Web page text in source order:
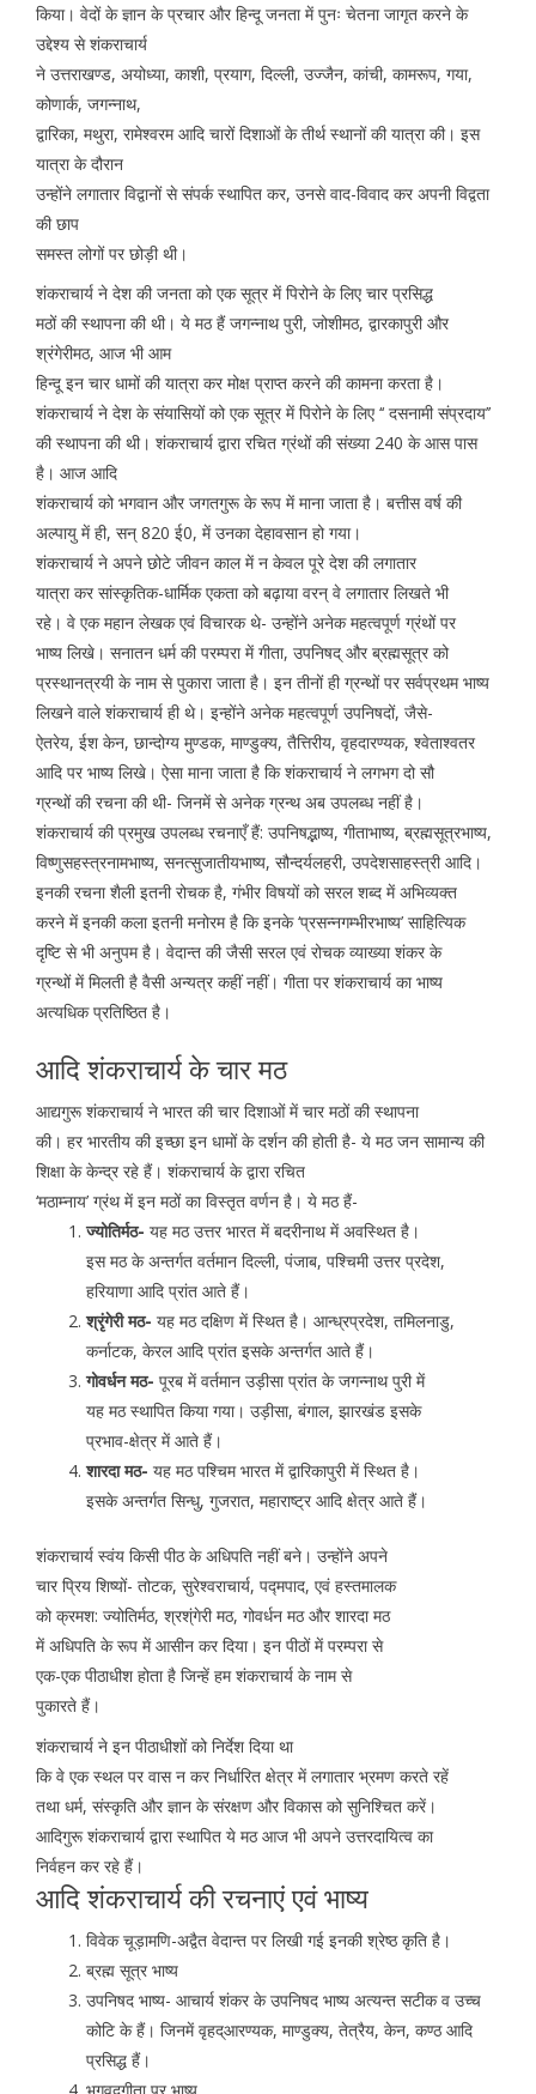
किया। वेदों के ज्ञान के प्रचार और हिन्दू जनता में पुनः चेतना जागृत करने के
उद्देश्य से शंकराचार्य
ने उत्तराखण्ड, अयोध्या, काशी, प्रयाग, दिल्ली, उज्जैन, कांची, कामरूप, गया,
कोणार्क, जगन्नाथ,
द्वारिका, मथुरा, रामेश्वरम आदि चारों दिशाओं के तीर्थ स्थानों की यात्रा की। इस
यात्रा के दौरान
उन्होंने लगातार विद्वानों से संपर्क स्थापित कर, उनसे वाद-विवाद कर अपनी विद्वता
की छाप
समस्त लोगों पर छोड़ी थी।
शंकराचार्य ने देश की जनता को एक सूत्र में पिरोने के लिए चार प्रसिद्ध
मठों की स्थापना की थी। ये मठ हैं जगन्नाथ पुरी, जोशीमठ, द्वारकापुरी और
श्रंगेरीमठ, आज भी आम
हिन्दू इन चार धामों की यात्रा कर मोक्ष प्राप्त करने की कामना करता है।
शंकराचार्य ने देश के संयासियों को एक सूत्र में पिरोने के लिए ‘‘ दसनामी संप्रदाय’’
की स्थापना की थी। शंकराचार्य द्वारा रचित ग्रंथों की संख्या 240 के आस पास
है। आज आदि
शंकराचार्य को भगवान और जगतगुरू के रूप में माना जाता है। बत्तीस वर्ष की
अल्पायु में ही, सन् 820 ई0, में उनका देहावसान हो गया।
शंकराचार्य ने अपने छोटे जीवन काल में न केवल पूरे देश की लगातार
यात्रा कर सांस्कृतिक-धार्मिक एकता को बढ़ाया वरन् वे लगातार लिखते भी
रहे। वे एक महान लेखक एवं विचारक थे- उन्होंने अनेक महत्वपूर्ण ग्रंथों पर
भाष्य लिखे। सनातन धर्म की परम्परा में गीता, उपनिषद् और ब्रह्मसूत्र को
प्रस्थानत्रयी के नाम से पुकारा जाता है। इन तीनों ही ग्रन्थों पर सर्वप्रथम भाष्य
लिखने वाले शंकराचार्य ही थे। इन्होंने अनेक महत्वपूर्ण उपनिषदों, जैसे-
ऐतरेय, ईश केन, छान्दोग्य मुण्डक, माण्डुक्य, तैत्तिरीय, वृहदारण्यक, श्वेताश्वतर
आदि पर भाष्य लिखे। ऐसा माना जाता है कि शंकराचार्य ने लगभग दो सौ
ग्रन्थों की रचना की थी- जिनमें से अनेक ग्रन्थ अब उपलब्ध नहीं है।
शंकराचार्य की प्रमुख उपलब्ध रचनाएँ हैं: उपनिषद्भाष्य, गीताभाष्य, ब्रह्मसूत्रभाष्य,
विष्णुसहस्त्रनामभाष्य, सनत्सुजातीयभाष्य, सौन्दर्यलहरी, उपदेशसाहस्त्री आदि।
इनकी रचना शैली इतनी रोचक है, गंभीर विषयों को सरल शब्द में अभिव्यक्त
करने में इनकी कला इतनी मनोरम है कि इनके ‘प्रसन्नगम्भीरभाष्य’ साहित्यिक
दृष्टि से भी अनुपम है। वेदान्त की जैसी सरल एवं रोचक व्याख्या शंकर के
ग्रन्थों में मिलती है वैसी अन्यत्र कहीं नहीं। गीता पर शंकराचार्य का भाष्य
अत्यधिक प्रतिष्ठित है।
आदि शंकराचार्य के चार मठ
आद्यगुरू शंकराचार्य ने भारत की चार दिशाओं में चार मठों की स्थापना
की। हर भारतीय की इच्छा इन धामों के दर्शन की होती है- ये मठ जन सामान्य की
शिक्षा के केन्द्र रहे हैं। शंकराचार्य के द्वारा रचित
‘मठाम्नाय’ ग्रंथ में इन मठों का विस्तृत वर्णन है। ये मठ हैं-
ज्योतिर्मठ- यह मठ उत्तर भारत में बदरीनाथ में अवस्थित है।
इस मठ के अन्तर्गत वर्तमान दिल्ली, पंजाब, पश्चिमी उत्तर प्रदेश,
हरियाणा आदि प्रांत आते हैं।
श्रृंगेरी मठ- यह मठ दक्षिण में स्थित है। आन्ध्रप्रदेश, तमिलनाडु,
कर्नाटक, केरल आदि प्रांत इसके अन्तर्गत आते हैं।
गोवर्धन मठ- पूरब में वर्तमान उड़ीसा प्रांत के जगन्नाथ पुरी में
यह मठ स्थापित किया गया। उड़ीसा, बंगाल, झारखंड इसके
प्रभाव-क्षेत्र में आते हैं।
शारदा मठ- यह मठ पश्चिम भारत में द्वारिकापुरी में स्थित है।
इसके अन्तर्गत सिन्धु, गुजरात, महाराष्ट्र आदि क्षेत्र आते हैं।
शंकराचार्य स्वंय किसी पीठ के अधिपति नहीं बने। उन्होंने अपने
चार प्रिय शिष्यों- तोटक, सुरेश्वराचार्य, पद्मपाद, एवं हस्तमालक
को क्रमश: ज्योतिर्मठ, श्रश्ंगेरी मठ, गोवर्धन मठ और शारदा मठ
में अधिपति के रूप में आसीन कर दिया। इन पीठों में परम्परा से
एक-एक पीठाधीश होता है जिन्हें हम शंकराचार्य के नाम से
पुकारते हैं।
शंकराचार्य ने इन पीठाधीशों को निर्देश दिया था
कि वे एक स्थल पर वास न कर निर्धारित क्षेत्र में लगातार भ्रमण करते रहें
तथा धर्म, संस्कृति और ज्ञान के संरक्षण और विकास को सुनिश्चित करें।
आदिगुरू शंकराचार्य द्वारा स्थापित ये मठ आज भी अपने उत्तरदायित्व का
निर्वहन कर रहे हैं।
आदि शंकराचार्य की रचनाएं एवं भाष्य
विवेक चूड़ामणि-अद्वैत वेदान्त पर लिखी गई इनकी श्रेष्ठ कृति है।
ब्रह्म सूत्र भाष्य
उपनिषद भाष्य- आचार्य शंकर के उपनिषद भाष्य अत्यन्त सटीक व उच्च
कोटि के हैं। जिनमें वृहद्आरण्यक, माण्डुक्य, तेत्रैय, केन, कण्ठ आदि
प्रसिद्ध हैं।
भगवद्गीता पर भाष्य